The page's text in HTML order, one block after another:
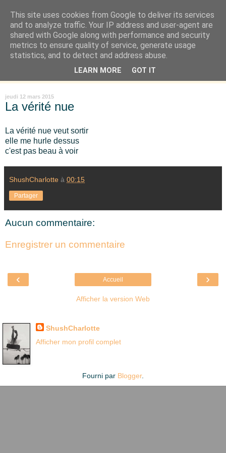
Là où je suis née
"Les temps sont durs pour les rêveurs" mais shush shush,
j'ai le cœur à l'affût et j'ouvre mon carnet de peau. « Soyez
vous-même, tous les autres sont déjà pris. » Oscar Wilde
jeudi 12 mars 2015
La vérité nue
La vérité nue veut sortir
elle me hurle dessus
c'est pas beau à voir
ShushCharlotte à 00:15
Partager
Aucun commentaire:
Enregistrer un commentaire
‹ ›
Accueil
Afficher la version Web
ShushCharlotte
Afficher mon profil complet
Fourni par Blogger.
This site uses cookies from Google to deliver its services
and to analyze traffic. Your IP address and user-agent are
shared with Google along with performance and security
metrics to ensure quality of service, generate usage
statistics, and to detect and address abuse.
LEARN MORE GOT IT